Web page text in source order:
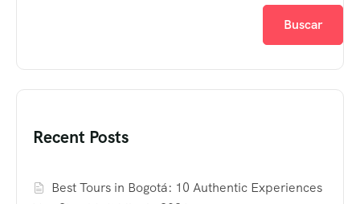
Buscar
Recent Posts
Best Tours in Bogotá: 10 Authentic Experiences